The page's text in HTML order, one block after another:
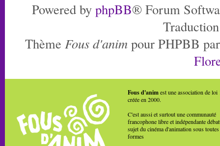
Powered by phpBB® Forum
Thème Fous d'anim pour PHPBB
Fous d'animest une association de loi
créée en 2000.
C'est aussi et surtout une communauté
francophone libre et indépendante
sujet du cinéma d'animation sous toutes
formes